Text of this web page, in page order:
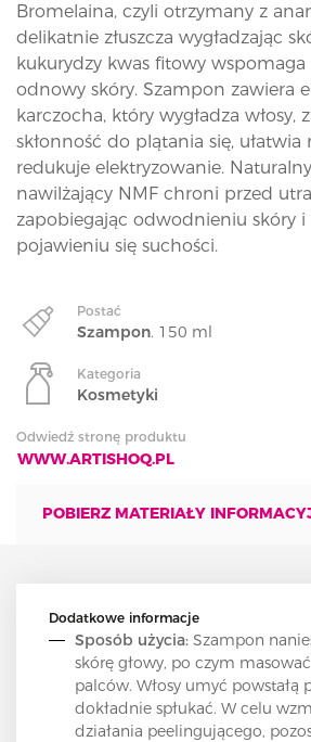
Bromelaina, czyli otrzymany z
delikatnie złuszcza wygładzając
kukurydzy kwas fitowy
odnowy skóry. Szampon zawiera
karczocha, który wygładza włosy,
skłonność do plątania się, ułatwia
redukuje elektryzowanie.
nawilżający NMF chroni przed
zapobiegając odwodnieniu skóry
pojawieniu się suchości.
Postać
Szampon. 150 ml
Kategoria
Kosmetyki
Odwiedź stronę produktu
WWW.ARTISHOQ.PL
POBIERZ MATERIAŁY
Dodatkowe informacje
Sposób użycia: Szampon
skórę głowy, po czym
palców. Włosy umyć powstałą
dokładnie spłukać. W celu
działania peelingującego,